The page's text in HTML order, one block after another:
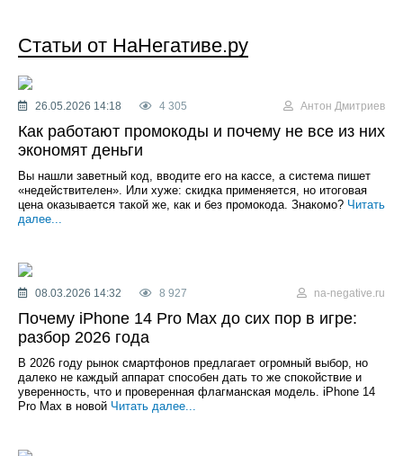
Статьи от НаНегативе.ру
26.05.2026 14:18 4 305 Антон Дмитриев
Как работают промокоды и почему не все из них
экономят деньги
Вы нашли заветный код, вводите его на кассе, а система пишет
«недействителен». Или хуже: скидка применяется, но итоговая
цена оказывается такой же, как и без промокода. Знакомо? Читать
далее...
08.03.2026 14:32 8 927 na-negative.ru
Почему iPhone 14 Pro Max до сих пор в игре:
разбор 2026 года
В 2026 году рынок смартфонов предлагает огромный выбор, но
далеко не каждый аппарат способен дать то же спокойствие и
уверенность, что и проверенная флагманская модель. iPhone 14
Pro Max в новой Читать далее...